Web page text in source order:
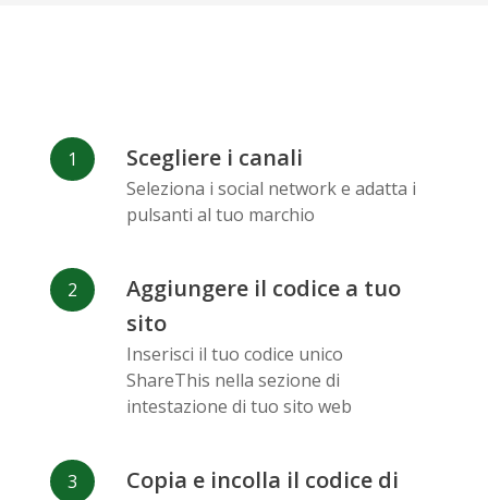
Deviantart Dribbble
Messenger
Flickr Gitlab
Google
Maps
Scegliere i canali
Seleziona i social network e adatta i
pulsanti al tuo marchio
Aggiungere il codice a tuo
sito
Inserisci il tuo codice unico
ShareThis nella sezione di
intestazione di tuo sito web
Copia e incolla il codice di